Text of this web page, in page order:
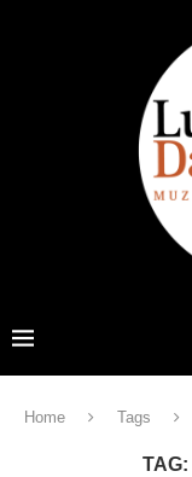
Home Tags
TAG: